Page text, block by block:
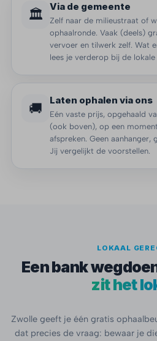
🏛️ Via de gemeente
Zelf naar de milieustraat of
ophaalronde. Vaak (deels)
vervoer en tilwerk zelf. Wat
lees je verderop bij de lokale
🚚 Laten ophalen via ons
Eén vaste prijs, opgehaald
(ook boven), op een
afspreken. Geen aanhanger,
Jij vergelijkt de voorstellen.
LOKAAL
Een bank
zit het
Zwolle geeft je één gratis
dat precies de vraag: bewaar je